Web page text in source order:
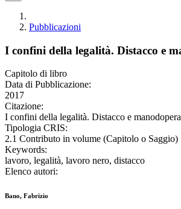
Pubblicazioni
I confini della legalità. Distacco e
Capitolo di libro
Data di Pubblicazione:
2017
Citazione:
I confini della legalità. Distacco e
Tipologia CRIS:
2.1 Contributo in volume (Capitolo o Saggio)
Keywords:
lavoro, legalità, lavoro nero, distacco
Elenco autori:
Bano, Fabrizio